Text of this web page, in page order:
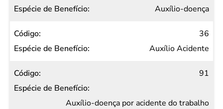
Auxílio-doença
36
Auxílio Acidente
91
Auxílio-doença por acidente do trabalho